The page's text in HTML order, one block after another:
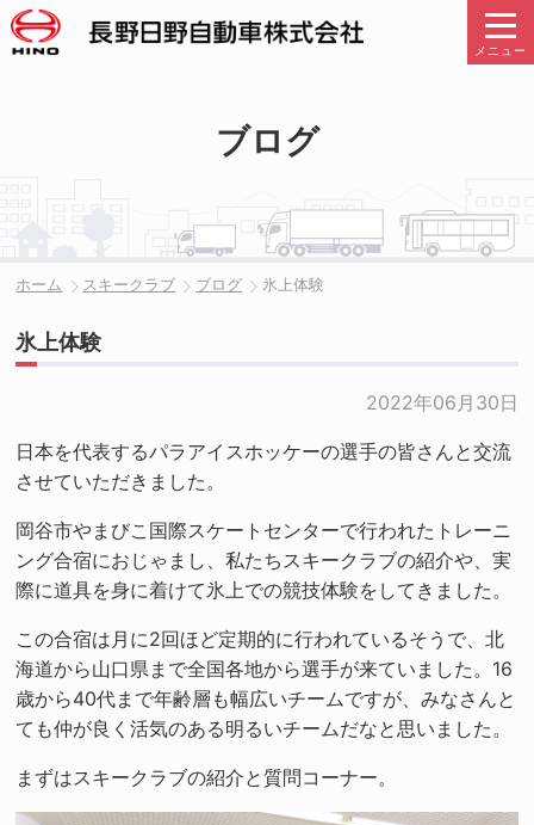
メニュー
ブログ
ホーム スキークラブ ブログ 氷上体験
氷上体験
2022年06月30日
日本を代表するパラアイスホッケーの選手の皆さんと交流
させていただきました。
岡谷市やまびこ国際スケートセンターで行われたトレーニ
ング合宿におじゃまし、私たちスキークラブの紹介や、実
際に道具を身に着けて氷上での競技体験をしてきました。
この合宿は月に2回ほど定期的に行われているそうで、北
海道から山口県まで全国各地から選手が来ていました。16
歳から40代まで年齢層も幅広いチームですが、みなさんと
ても仲が良く活気のある明るいチームだなと思いました。
まずはスキークラブの紹介と質問コーナー。